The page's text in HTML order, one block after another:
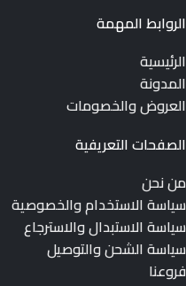
الروابط المهمة
الرئيسية
المدونة
العروض والخصومات
الصفحات التعريفية
من نحن
سياسة الاستخدام والخصوصية
سياسة الاستبدال والاسترجاع
سياسة الشحن والتوصيل
فروعنا